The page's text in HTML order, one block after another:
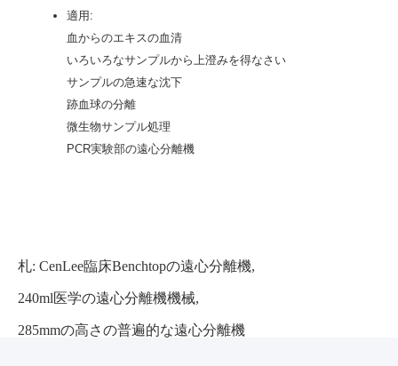
適用:
血からのエキスの血清
いろいろなサンプルから上澄みを得なさい
サンプルの急速な沈下
跡血球の分離
微生物サンプル処理
PCR実験部の遠心分離機
札: CenLee臨床Benchtopの遠心分離機,
240ml医学の遠心分離機機械,
285mmの高さの普遍的な遠心分離機